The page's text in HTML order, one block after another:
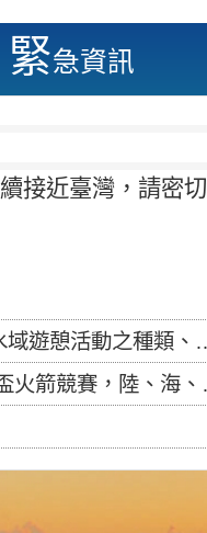
緊急資訊
接近臺灣，請密切
、時間及行為」，自即日生效。
戒及協調相關事宜，因颱風備案事宜